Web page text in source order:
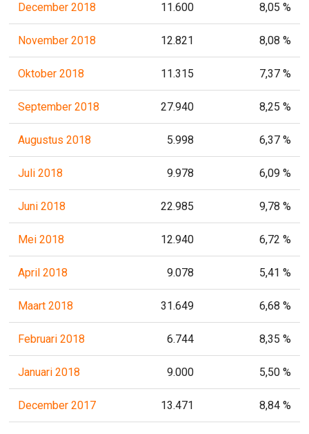
December 2018 11.600 8,05 %
November 2018 12.821 8,08 %
Oktober 2018 11.315 7,37 %
September 2018 27.940 8,25 %
Augustus 2018 5.998 6,37 %
Juli 2018 9.978 6,09 %
Juni 2018 22.985 9,78 %
Mei 2018 12.940 6,72 %
April 2018 9.078 5,41 %
Maart 2018 31.649 6,68 %
Februari 2018 6.744 8,35 %
Januari 2018 9.000 5,50 %
December 2017 13.471 8,84 %